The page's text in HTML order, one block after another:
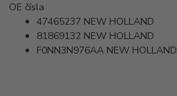
OE čísla
47465237 NEW HOLLAND
81869132 NEW HOLLAND
F0NN3N976AA NEW HOLLAND